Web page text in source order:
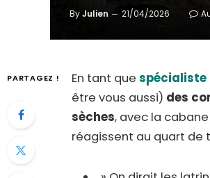
ByJulien 21/04/2026
PARTAGEZ ! En tant que spécialiste
être vous aussi) des
sèches, avec la
réagissent au quart de